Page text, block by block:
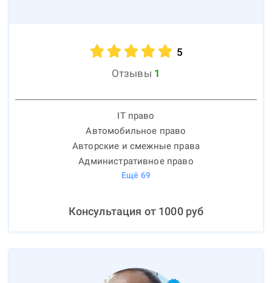
5
Отзывы 1
IT право
Автомобильное право
Авторские и смежные права
Административное право
Ещё 69
Консультация от 1000руб